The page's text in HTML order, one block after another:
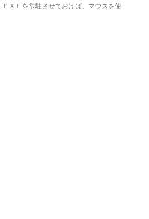
ＸＥを常駐させておけば、マウスを使